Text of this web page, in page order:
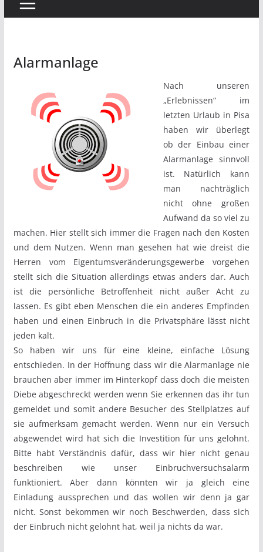
Alarmanlage
Nach unseren
„Erlebnissen“ im
letzten Urlaub in Pisa
haben wir überlegt
ob der Einbau einer
Alarmanlage sinnvoll
ist. Natürlich kann
man nachträglich
nicht ohne großen
Aufwand da so viel zu
machen. Hier stellt sich immer die Fragen nach den Kosten
und dem Nutzen. Wenn man gesehen hat wie dreist die
Herren vom Eigentumsveränderungsgewerbe vorgehen
stellt sich die Situation allerdings etwas anders dar. Auch
ist die persönliche Betroffenheit nicht außer Acht zu
lassen. Es gibt eben Menschen die ein anderes Empfinden
haben und einen Einbruch in die Privatsphäre lässt nicht
jeden kalt.
So haben wir uns für eine kleine, einfache Lösung
entschieden. In der Hoffnung dass wir die Alarmanlage nie
brauchen aber immer im Hinterkopf dass doch die meisten
Diebe abgeschreckt werden wenn Sie erkennen das ihr tun
gemeldet und somit andere Besucher des Stellplatzes auf
sie aufmerksam gemacht werden. Wenn nur ein Versuch
abgewendet wird hat sich die Investition für uns gelohnt.
Bitte habt Verständnis dafür, dass wir hier nicht genau
beschreiben wie unser Einbruchversuchsalarm
funktioniert. Aber dann könnten wir ja gleich eine
Einladung aussprechen und das wollen wir denn ja gar
nicht. Sonst bekommen wir noch Beschwerden, dass sich
der Einbruch nicht gelohnt hat, weil ja nichts da war.